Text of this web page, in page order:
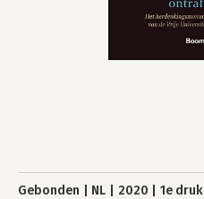
Gebonden NL 2020 1e druk